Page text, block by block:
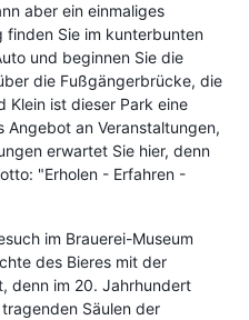
aber ein einmaliges
finden Sie im kunterbunten
und beginnen Sie die
die Fußgängerbrücke, die
Klein ist dieser Park eine
Angebot an Veranstaltungen,
erwartet Sie hier, denn
"Erholen - Erfahren -
im Brauerei-Museum
des Bieres mit der
denn im 20. Jahrhundert
Säulen der